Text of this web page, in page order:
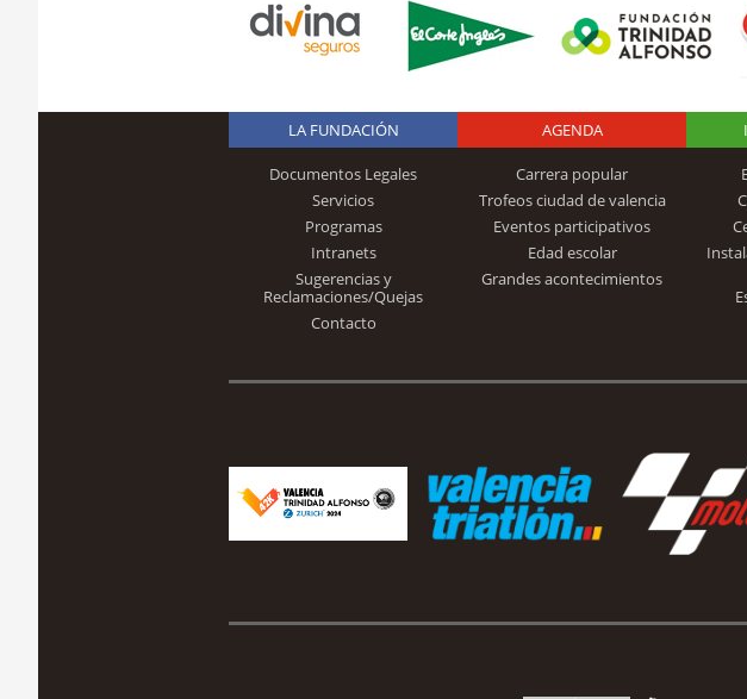
Logo Fundación
Trinidad Alfonso
LA FUNDACIÓN
Documentos Legales
Servicios
Programas
Intranets
Sugerencias y
Reclamaciones/Quejas
Contacto
AGENDA
Carrera popular
Trofeos ciudad de valencia
Eventos participativos
Edad escolar
Grandes acontecimientos